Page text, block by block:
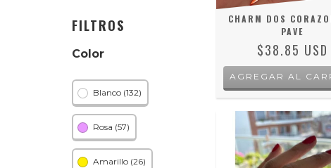
FILTROS
Color
Blanco (132)
Rosa (57)
Amarillo (26)
CHARM DOS
PAVE
$38.85 USD